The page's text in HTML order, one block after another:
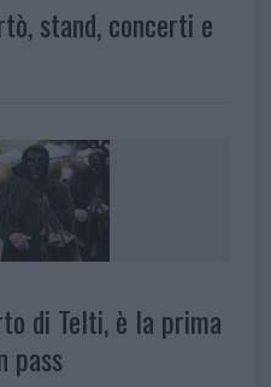
stand, concerti e
di Telti, è la prima
pass